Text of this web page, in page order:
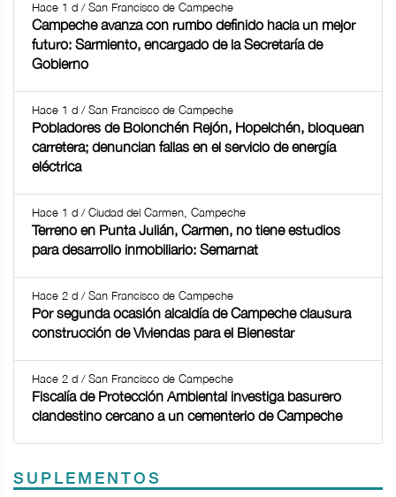
Hace 1 d / San Francisco de Campeche
Campeche avanza con rumbo definido hacia un mejor
futuro: Sarmiento, encargado de la Secretaría de
Gobierno
Hace 1 d / San Francisco de Campeche
Pobladores de Bolonchén Rejón, Hopelchén, bloquean
carretera; denuncian fallas en el servicio de energía
eléctrica
Hace 1 d / Ciudad del Carmen, Campeche
Terreno en Punta Julián, Carmen, no tiene estudios
para desarrollo inmobiliario: Semarnat
Hace 2 d / San Francisco de Campeche
Por segunda ocasión alcaldía de Campeche clausura
construcción de Viviendas para el Bienestar
Hace 2 d / San Francisco de Campeche
Fiscalía de Protección Ambiental investiga basurero
clandestino cercano a un cementerio de Campeche
SUPLEMENTOS